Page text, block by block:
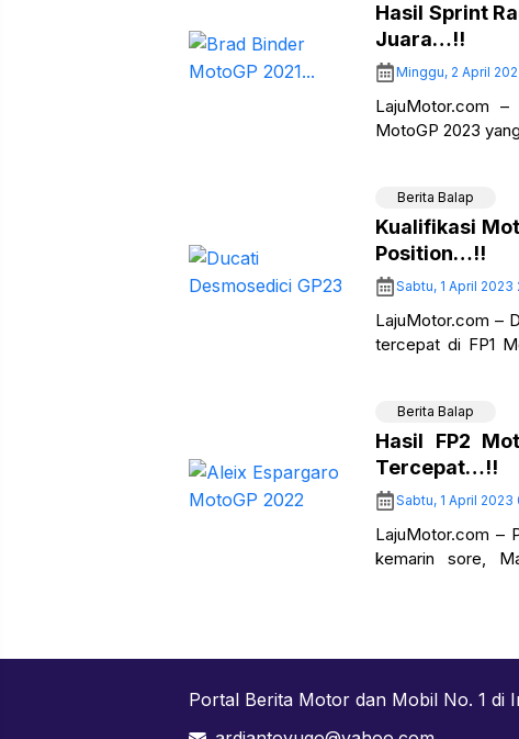
Hasil Sprint
Juara…!!
Minggu, 2 April
LajuMotor.com –
MotoGP 2023
Berita Balap
Kualifikasi
Position…!!
Sabtu, 1 April 2023
LajuMotor.com –
tercepat di FP1
Berita Balap
Hasil FP2
Tercepat…!!
Sabtu, 1 April 2023
LajuMotor.com –
kemarin sore,
Portal Berita Motor dan Mobil No. 1 di